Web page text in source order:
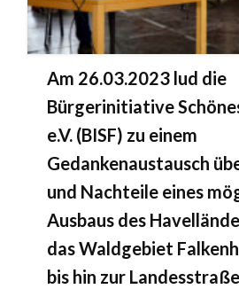
Am 26.03.2023 lud die
Bürgerinitiative
e.V. (BISF) zu einem
Gedankenaustausch
und Nachteile eines
Ausbaus des
das Waldgebiet
bis hin zur